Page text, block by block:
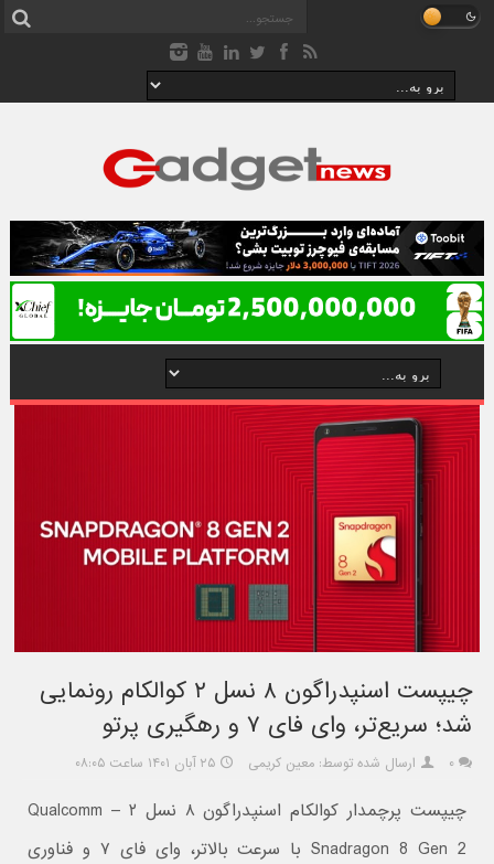
چیپست اسنپدراگون ۸ نسل ۲ کوالکام رونمایی
شد؛‌ سریع‌تر، وای فای ۷ و رهگیری پرتو
۰ ارسال شده توسط: معین کریمی ۲۵ آبان ۱۴۰۱ ساعت ۰۸:۰۵
چیپست پرچمدار کوالکام اسنپدراگون ۸ نسل ۲ – Qualcomm
Snadragon 8 Gen 2 با سرعت بالاتر، وای فای ۷ و فناوری